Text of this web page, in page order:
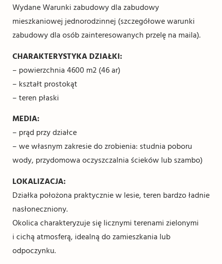
Wydane Warunki zabudowy dla zabudowy
mieszkaniowej jednorodzinnej (szczegółowe warunki
zabudowy dla osób zainteresowanych przelę na maila).
CHARAKTERYSTYKA DZIAŁKI:
– powierzchnia 4600 m2 (46 ar)
– kształt prostokąt
– teren płaski
MEDIA:
– prąd przy działce
– we własnym zakresie do zrobienia: studnia poboru
wody, przydomowa oczyszczalnia ścieków lub szambo)
LOKALIZACJA:
Działka położona praktycznie w lesie, teren bardzo ładnie
nasłoneczniony.
Okolica charakteryzuje się licznymi terenami zielonymi
i cichą atmosferą, idealną do zamieszkania lub
odpoczynku.